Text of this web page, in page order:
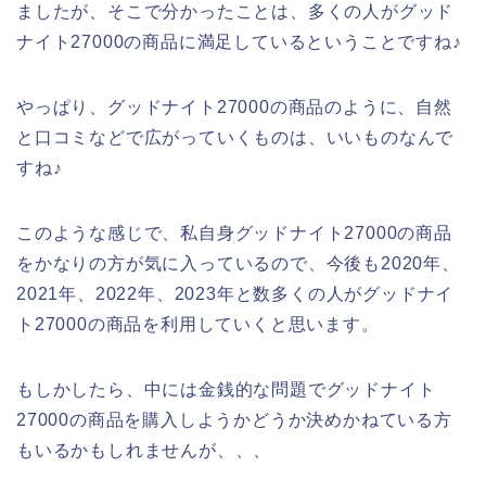
ましたが、そこで分かったことは、多くの人がグッド
ナイト27000の商品に満足しているということですね♪
やっぱり、グッドナイト27000の商品のように、自然
と口コミなどで広がっていくものは、いいものなんで
すね♪
このような感じで、私自身グッドナイト27000の商品
をかなりの方が気に入っているので、今後も2020年、
2021年、2022年、2023年と数多くの人がグッドナイ
ト27000の商品を利用していくと思います。
もしかしたら、中には金銭的な問題でグッドナイト
27000の商品を購入しようかどうか決めかねている方
もいるかもしれませんが、、、